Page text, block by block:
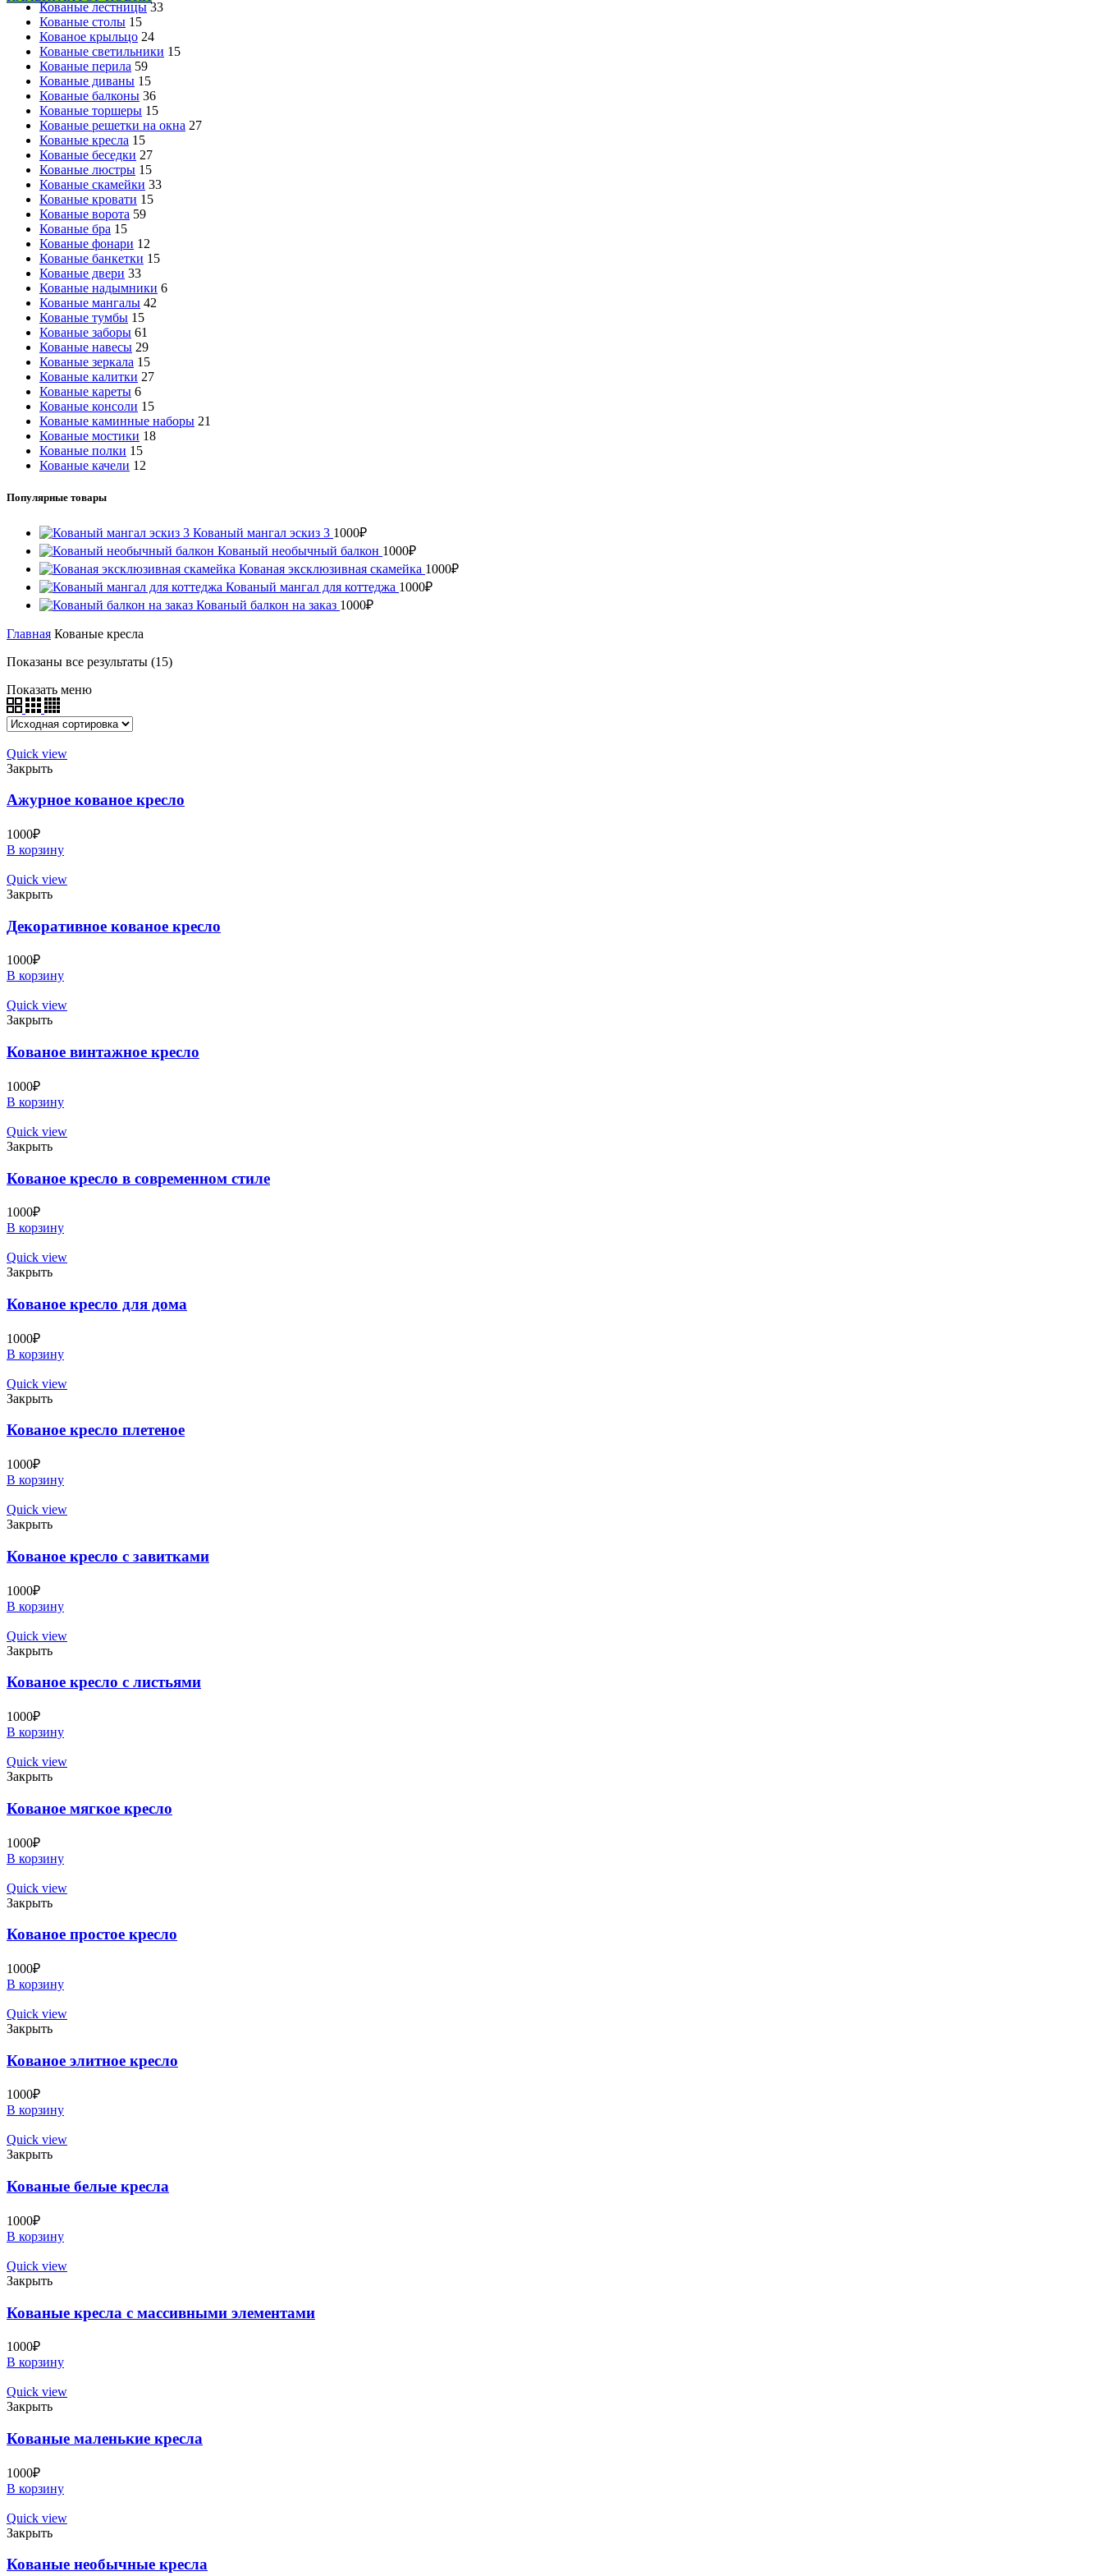
Кованые лестницы 33
Кованые столы 15
Кованое крыльцо 24
Кованые светильники 15
Кованые перила 59
Кованые диваны 15
Кованые балконы 36
Кованые торшеры 15
Кованые решетки на окна 27
Кованые кресла 15
Кованые беседки 27
Кованые люстры 15
Кованые скамейки 33
Кованые кровати 15
Кованые ворота 59
Кованые бра 15
Кованые фонари 12
Кованые банкетки 15
Кованые двери 33
Кованые надымники 6
Кованые мангалы 42
Кованые тумбы 15
Кованые заборы 61
Кованые навесы 29
Кованые зеркала 15
Кованые калитки 27
Кованые кареты 6
Кованые консоли 15
Кованые каминные наборы 21
Кованые мостики 18
Кованые полки 15
Кованые качели 12
Популярные товары
Кованый мангал эскиз 3 1000₽
Кованый необычный балкон 1000₽
Кованая эксклюзивная скамейка 1000₽
Кованый мангал для коттеджа 1000₽
Кованый балкон на заказ 1000₽
Главная Кованые кресла
Показаны все результаты (15)
Показать меню
Quick view
Закрыть
Ажурное кованое кресло
1000₽
В корзину
Quick view
Закрыть
Декоративное кованое кресло
1000₽
В корзину
Quick view
Закрыть
Кованое винтажное кресло
1000₽
В корзину
Quick view
Закрыть
Кованое кресло в современном стиле
1000₽
В корзину
Quick view
Закрыть
Кованое кресло для дома
1000₽
В корзину
Quick view
Закрыть
Кованое кресло плетеное
1000₽
В корзину
Quick view
Закрыть
Кованое кресло с завитками
1000₽
В корзину
Quick view
Закрыть
Кованое кресло с листьями
1000₽
В корзину
Quick view
Закрыть
Кованое мягкое кресло
1000₽
В корзину
Quick view
Закрыть
Кованое простое кресло
1000₽
В корзину
Quick view
Закрыть
Кованое элитное кресло
1000₽
В корзину
Quick view
Закрыть
Кованые белые кресла
1000₽
В корзину
Quick view
Закрыть
Кованые кресла с массивными элементами
1000₽
В корзину
Quick view
Закрыть
Кованые маленькие кресла
1000₽
В корзину
Quick view
Закрыть
Кованые необычные кресла